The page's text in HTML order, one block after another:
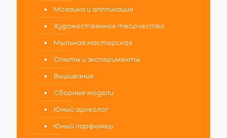
Мозаика и аппликация
Художественное творчество
Мыльная мастерская
Опыты и эксперименты
Вышивание
Сборные модели
Юный археолог
Юный парфюмер